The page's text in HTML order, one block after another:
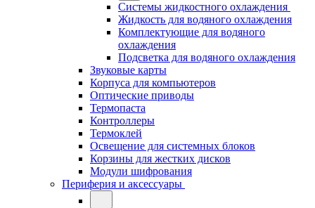
Системы жидкостного охлаждения
Жидкость для водяного охлаждения
Комплектующие для водяного
охлаждения
Подсветка для водяного охлаждения
Звуковые карты
Корпуса для компьютеров
Оптические приводы
Термопаста
Контроллеры
Термоклей
Освещение для системных блоков
Корзины для жестких дисков
Модули шифрования
Периферия и аксессуары